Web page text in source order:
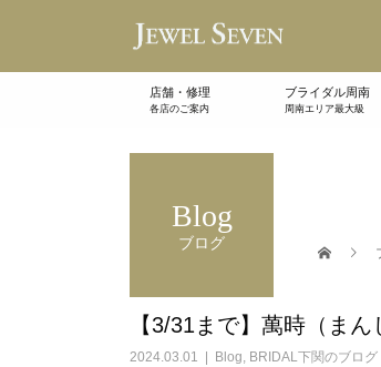
店舗・修理
各店のご案内
ブライダル周南
周南エリア最大級
Blog
ブログ
【3/31まで】萬時（ま
2024.03.01 Blog, BRIDAL下関のブログ